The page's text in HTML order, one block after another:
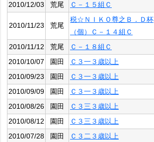
2010/12/03 荒尾 Ｃ－１５組Ｃ
2010/11/23 荒尾
税☆ＮＩＫＯ尊之Ｂ．Ｄ杯
（個）Ｃ－１４組Ｃ
2010/11/12 荒尾 Ｃ－１８組Ｃ
2010/10/07
園田 Ｃ３一３歳以上
2010/09/23
園田 Ｃ３一３歳以上
2010/09/09
園田 Ｃ３一３歳以上
2010/08/26
園田 Ｃ３三３歳以上
2010/08/12
園田 Ｃ３三３歳以上
2010/07/28
園田 Ｃ３二３歳以上